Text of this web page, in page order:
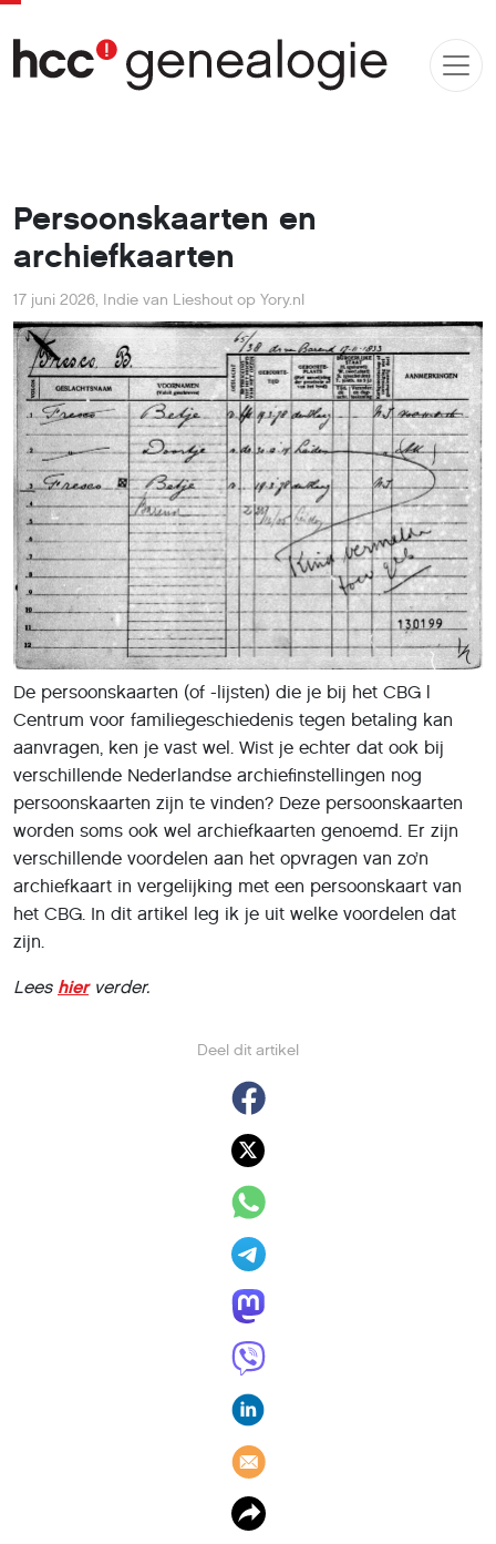
Persoonskaarten en
archiefkaarten
Deel dit artikel
17 juni 2026, Indie van Lieshout op Yory.nl
De persoonskaarten (of -lijsten) die je bij het CBG |
Centrum voor familiegeschiedenis tegen betaling kan
aanvragen, ken je vast wel. Wist je echter dat ook bij
verschillende Nederlandse archiefinstellingen nog
persoonskaarten zijn te vinden? Deze persoonskaarten
worden soms ook wel archiefkaarten genoemd. Er zijn
verschillende voordelen aan het opvragen van zo’n
archiefkaart in vergelijking met een persoonskaart van
het CBG. In dit artikel leg ik je uit welke voordelen dat
zijn.
Lees hierverder.